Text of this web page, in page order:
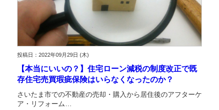
投稿日：2022年09月29日 (木)
【本当にいいの？】住宅ローン減税の制度改正で既
存住宅売買瑕疵保険はいらなくなったのか？
さいたま市での不動産の売却・購入から居住後のアフターケ
ア・リフォーム…